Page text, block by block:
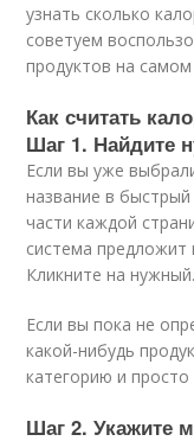
узнать сколько
советуем
продуктов на самом
Как считать
Шаг 1. Найдите
Если вы уже
название в
части каждой
система
Кликните на нужный.
Если вы пока не
какой-нибудь
категорию и просто
Шаг 2. Укажите